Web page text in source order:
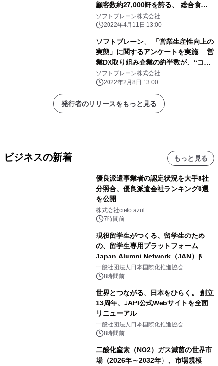
顧客数約27,000軒を誇る、 総合食品
卸「プレコフーズ」の営業DX事例を公
開！ 累計導入数5,500社を誇る ソフト
が支援
ソフトブレーン株式会社
2022年4月11日 13:00
ソフトブレーン、 「営業生産性向上の
実態」に関するアンケートを実施 営
業DX取り組み企業の約半数が、“コロ
ナきっかけ”！ 約40％の企業「総合的
にみると生産性が下がった・変化な
し」
ソフトブレーン株式会社
2022年2月8日 13:00
発行者のリリースをもっと見る
ビジネスの新着 もっと見る
優良派遣事業者の認定状況を大手8社
分照合、優良派遣会社ランキング6選
を公開
株式会社cielo azul
7時間前
現役留学生がつくる、留学生のため
の、留学生専用プラットフォーム
Japan Alumni Network（JAN）β版
をリリース
一般社団法人日本国際化推進協会
8時間前
世界とつながる、日本をひらく。 創立
13周年、JAPI公式Webサイトを全面
リニューアル
一般社団法人日本国際化推進協会
8時間前
二酸化窒素（NO2）ガス滅菌の世界市
場（2026年～2032年）、市場規模